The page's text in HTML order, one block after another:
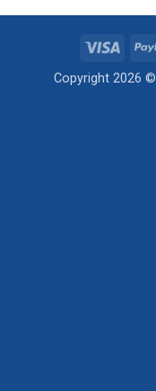
Visa
Copyright 2026 ©